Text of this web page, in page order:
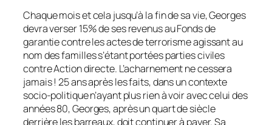
Chaque mois et cela jusqu’à la fin de sa vie, Georges
devra verser 15% de ses revenus au Fonds de
garantie contre les actes de terrorisme agissant au
nom des familles s’étant portées parties civiles
contre Action directe. L’acharnement ne cessera
jamais ! 25 ans après les faits, dans un contexte
socio-politique n’ayant plus rien à voir avec celui des
années 80, Georges, après un quart de siècle
derrière les barreaux, doit continuer à payer. Sa